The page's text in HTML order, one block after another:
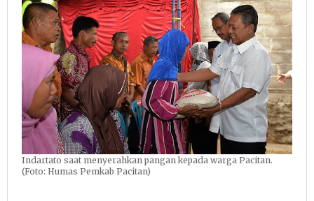
Indartato saat menyerahkan pangan kepada warga Pacitan.
(Foto: Humas Pemkab Pacitan)